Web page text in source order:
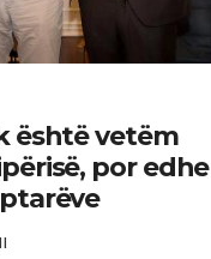
është vetëm
por edhe